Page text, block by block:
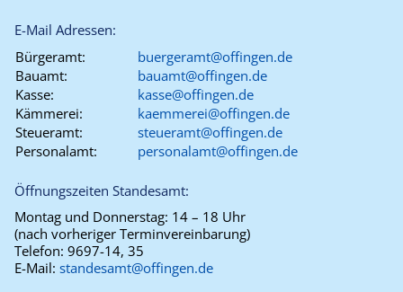
E-Mail Adressen:
Bürgeramt:
buergeramt@offingen.de
Bauamt:
bauamt@offingen.de
Kasse:
kasse@offingen.de
Kämmerei:
kaemmerei@offingen.de
Steueramt:
steueramt@offingen.de
Personalamt:
personalamt@offingen.de
Öffnungszeiten Standesamt:
Montag und Donnerstag: 14 – 18 Uhr
(nach vorheriger Terminvereinbarung)
Telefon: 9697-14, 35
E-Mail: standesamt@offingen.de